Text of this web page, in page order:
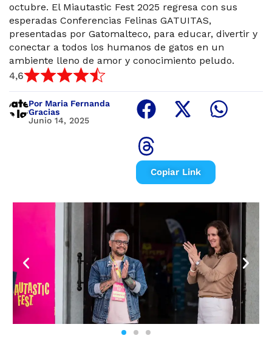
octubre. El Miautastic Fest 2025 regresa con sus
esperadas Conferencias Felinas GATUITAS,
presentadas por Gatomalteco, para educar, divertir y
conectar a todos los humanos de gatos en un
ambiente lleno de amor y conocimiento peludo.
4,6
Por Maria Fernanda
Gracias
Junio 14, 2025
Copiar Link